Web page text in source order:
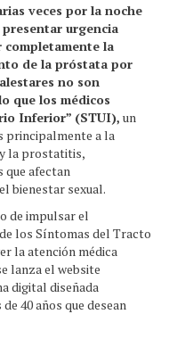
veces por la noche
urgencia
completamente la
de la próstata por
no son
que los médicos
Inferior” (STUI), un
principalmente a la
la prostatitis,
que afectan
bienestar sexual.
de impulsar el
los Síntomas del Tracto
la atención médica
lanza el website
digital diseñada
40 años que desean